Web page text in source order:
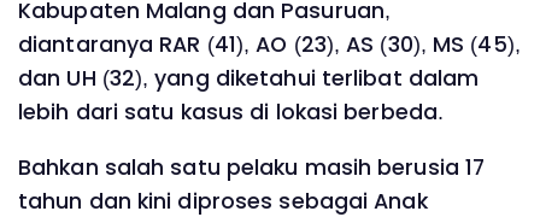
Kabupaten Malang dan Pasuruan,
diantaranya RAR (41), AO (23), AS (30), MS (45),
dan UH (32), yang diketahui terlibat dalam
lebih dari satu kasus di lokasi berbeda.
Bahkan salah satu pelaku masih berusia 17
tahun dan kini diproses sebagai Anak